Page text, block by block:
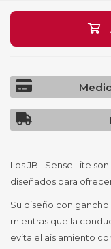
Los JBL Sense Lite
diseñados para
Su diseño con gancho
mientras que la
evita el aislamiento